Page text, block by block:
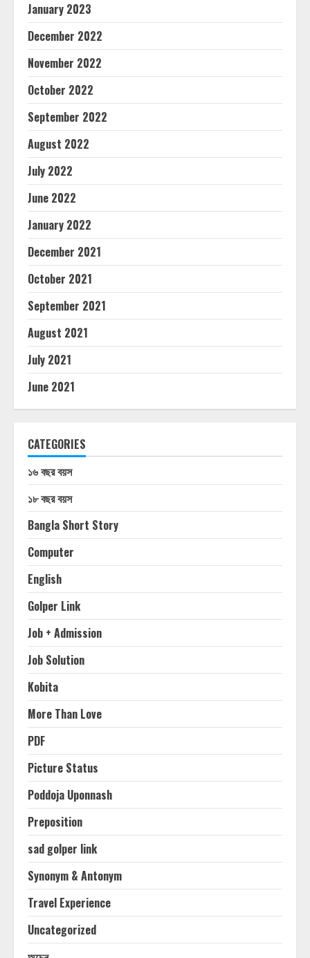
January 2023
December 2022
November 2022
October 2022
September 2022
August 2022
July 2022
June 2022
January 2022
December 2021
October 2021
September 2021
August 2021
July 2021
June 2021
CATEGORIES
১৬ বছর বয়স
১৮ বছর বয়স
Bangla Short Story
Computer
English
Golper Link
Job + Admission
Job Solution
Kobita
More Than Love
PDF
Picture Status
Poddoja Uponnash
Preposition
sad golper link
Synonym & Antonym
Travel Experience
Uncategorized